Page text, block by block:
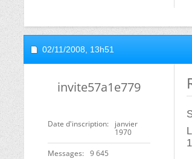
02/11/2008, 13h51
invite57a1e779
Date d'inscription
janvier
1970
Messages 9 645